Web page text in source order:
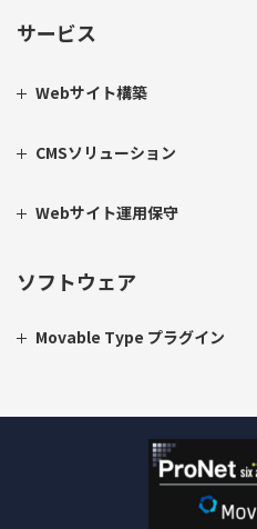
サービス
Webサイト構築
CMSソリューション
Webサイト運用保守
ソフトウェア
Movable Type プラグイン